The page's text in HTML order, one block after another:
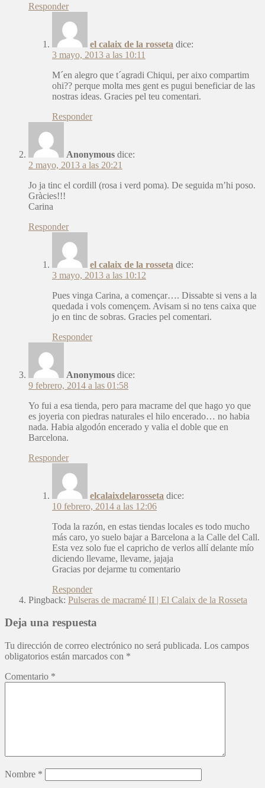
Responder
el calaix de la rosseta dice:
3 mayo, 2013 a las 10:11
M´en alegro que t´agradi Chiqui, per aixo compartim
ohi?? perque molta mes gent es pugui beneficiar de las
nostras ideas. Gracies pel teu comentari.
Responder
Anonymous dice:
2 mayo, 2013 a las 20:21
Jo ja tinc el cordill (rosa i verd poma). De seguida m’hi poso.
Gràcies!!!
Carina
Responder
el calaix de la rosseta dice:
3 mayo, 2013 a las 10:12
Pues vinga Carina, a començar…. Dissabte si vens a la
quedada i vols començem. Avisam si no tens caixa que
jo en tinc de sobras. Gracies pel comentari.
Responder
Anonymous dice:
9 febrero, 2014 a las 01:58
Yo fui a esa tienda, pero para macrame del que hago yo que
es joyeria con piedras naturales el hilo encerado… no habia
nada. Habia algodón encerado y valia el doble que en
Barcelona.
Responder
elcalaixdelarosseta dice:
10 febrero, 2014 a las 12:06
Toda la razón, en estas tiendas locales es todo mucho
más caro, yo suelo bajar a Barcelona a la Calle del Call.
Esta vez solo fue el capricho de verlos allí delante mío
diciendo llevame, llevame, jajaja
Gracias por dejarme tu comentario
Responder
Pingback: Pulseras de macramé II | El Calaix de la Rosseta
Deja una respuesta
Tu dirección de correo electrónico no será publicada. Los campos
obligatorios están marcados con *
Comentario *
Nombre *